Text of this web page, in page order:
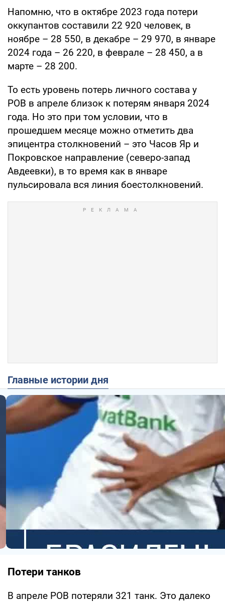
Напомню, что в октябре 2023 года потери
оккупантов составили 22 920 человек, в
ноябре – 28 550, в декабре – 29 970, в январе
2024 года – 26 220, в феврале – 28 450, а в
марте – 28 200.
То есть уровень потерь личного состава у
РОВ в апреле близок к потерям января 2024
года. Но это при том условии, что в
прошедшем месяце можно отметить два
эпицентра столкновений – это Часов Яр и
Покровское направление (северо-запад
Авдеевки), в то время как в январе
пульсировала вся линия боестолкновений.
Главные истории дня
Потери танков
В апреле РОВ потеряли 321 танк. Это далеко